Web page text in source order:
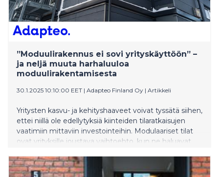
”Moduulirakennus ei sovi yrityskäyttöön” –
ja neljä muuta harhaluuloa
moduulirakentamisesta
30.1.2025 10:10:00 EET | Adapteo Finland Oy | Artikkeli
Yritysten kasvu- ja kehityshaaveet voivat tyssätä siihen,
ettei niillä ole edellytyksiä kiinteiden tilaratkaisujen
vaatimiin mittaviin investointeihin. Modulaariset tilat
ovat yrityksille joustava vaihtoehto, kun ne haluavat
liittyy kuitenkin monia uskomuksia, jotka voivat
jarruttaa niiden käyttöä. Tarkastellaan niistä